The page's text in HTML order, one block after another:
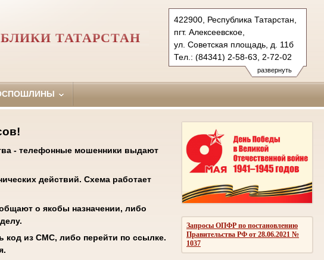
развернуть
422900, Республика Татарстан,
пгт. Алексеевское,
ул. Советская площадь, д. 11б
Тел.: (84341) 2-58-63, 2-72-02
alekseevsky.tat@sudrf.ru
ТАТАРСТАН
Запросы ОПФР по постановлению
Правительства РФ от 28.06.2021 №
1037
- телефонные мошенники выдают
действий. Схема работает
о якобы назначении, либо
код из СМС, либо перейти по ссылке.